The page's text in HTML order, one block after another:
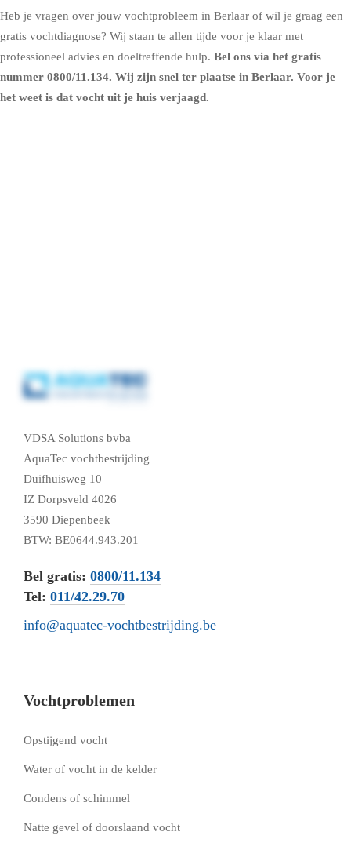
Heb je vragen over jouw vochtprobleem in Berlaar of wil je graag een
gratis vochtdiagnose? Wij staan te allen tijde voor je klaar met
professioneel advies en doeltreffende hulp. Bel ons via het gratis
nummer 0800/11.134. Wij zijn snel ter plaatse in Berlaar. Voor je
het weet is dat vocht uit je huis verjaagd.
VDSA Solutions bvba
AquaTec vochtbestrijding
Duifhuisweg 10
IZ Dorpsveld 4026
3590 Diepenbeek
BTW: BE0644.943.201
Bel gratis: 0800/11.134
Tel: 011/42.29.70
info@aquatec-vochtbestrijding.be
Vochtproblemen
Opstijgend vocht
Water of vocht in de kelder
Condens of schimmel
Natte gevel of doorslaand vocht